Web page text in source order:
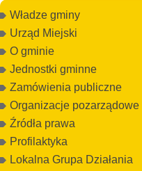
Władze gminy
Urząd Miejski
O gminie
Jednostki gminne
Zamówienia publiczne
Organizacje pozarządowe
Źródła prawa
Profilaktyka
Lokalna Grupa Działania